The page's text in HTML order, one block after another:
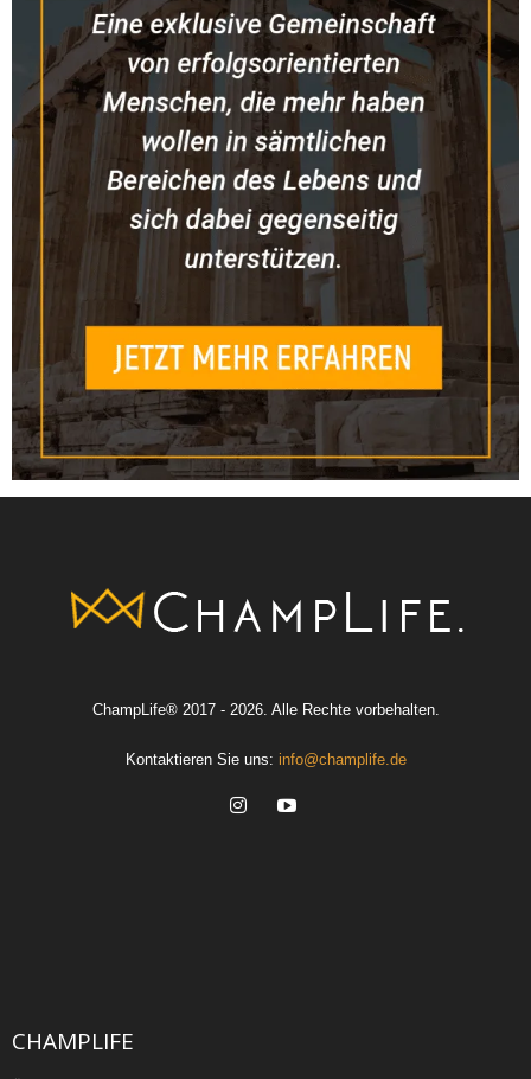
ChampLife® 2017 - 2026. Alle Rechte vorbehalten.
Kontaktieren Sie uns: info@champlife.de
CHAMPLIFE